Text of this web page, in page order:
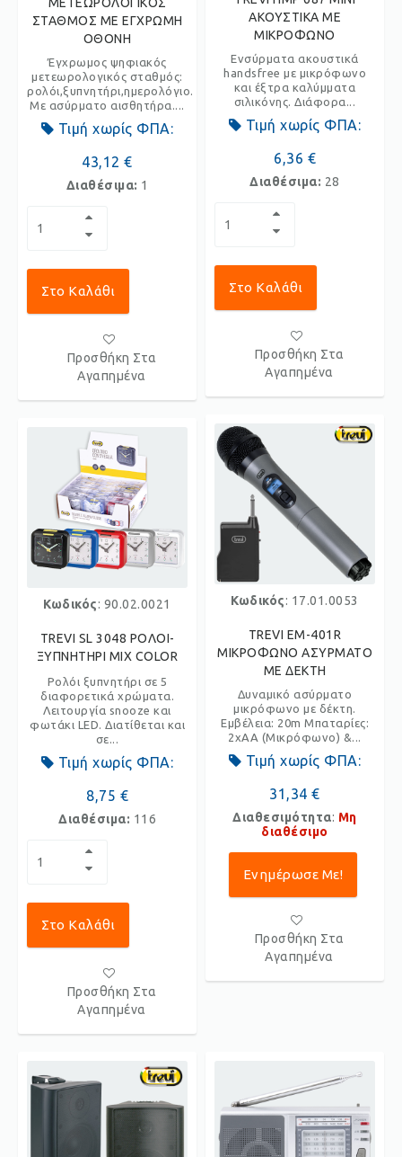
ΣΤΑΘΜΟΣ ΜΕ ΕΓΧΡΩΜΗ
ΟΘΟΝΗ
Έγχρωμος ψηφιακός
μετεωρολογικός σταθμός:
ρολόι,ξυπνητήρι,ημερολόγιο.
Με ασύρματο αισθητήρα....
Τιμή χωρίς ΦΠΑ:
43,12 €
Διαθέσιμα: 1
Στο Καλάθι
Προσθήκη Στα
Αγαπημένα
Κωδικός: 90.02.0021
TREVI SL 3048 ΡΟΛΟΙ-
ΞΥΠΝΗΤΗΡΙ MIX COLOR
Ρολόι ξυπνητήρι σε 5
διαφορετικά χρώματα.
Λειτουργία snooze και
φωτάκι LED. Διατίθεται και
σε...
Τιμή χωρίς ΦΠΑ:
8,75 €
Διαθέσιμα: 116
Στο Καλάθι
Προσθήκη Στα
Αγαπημένα
ΑΚΟΥΣΤΙΚΑ ΜΕ
ΜΙΚΡΟΦΩΝΟ
Ενσύρματα ακουστικά
handsfree με μικρόφωνο
και έξτρα καλύμματα
σιλικόνης. Διάφορα...
Τιμή χωρίς ΦΠΑ:
6,36 €
Διαθέσιμα: 28
Στο Καλάθι
Προσθήκη Στα
Αγαπημένα
Κωδικός: 17.01.0053
TREVI EM-401R
ΜΙΚΡΟΦΩΝΟ ΑΣΥΡΜΑΤΟ
ΜΕ ΔΕΚΤΗ
Δυναμικό ασύρματο
μικρόφωνο με δέκτη.
Εμβέλεια: 20m Μπαταρίες:
2xAA (Μικρόφωνο) &...
Τιμή χωρίς ΦΠΑ:
31,34 €
Διαθεσιμότητα: Μη
διαθέσιμο
Ενημέρωσε Με!
Προσθήκη Στα
Αγαπημένα